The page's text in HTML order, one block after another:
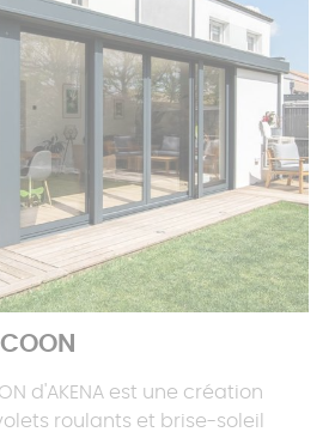
d'AKENA est une création
roulants et brise-soleil